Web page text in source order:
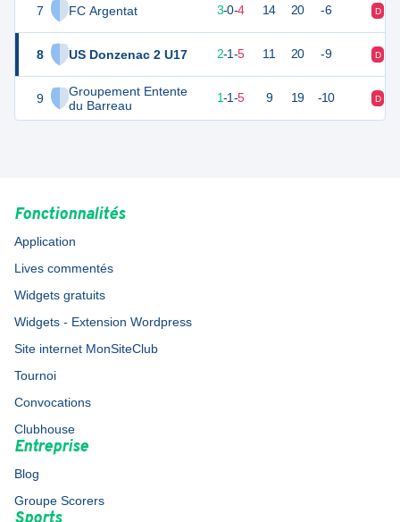
7 FC Argentat
8 US Donzenac 2 U17
9
Groupement Entente
du Barreau
3-0-4 14 20 -6 D
7 2-1-5 11 20 -9 D
3 1-1-5 9 19 -10 D
Fonctionnalités
Application
Lives commentés
Widgets gratuits
Widgets - Extension Wordpress
Site internet MonSiteClub
Tournoi
Convocations
Clubhouse
Entreprise
Blog
Groupe Scorers